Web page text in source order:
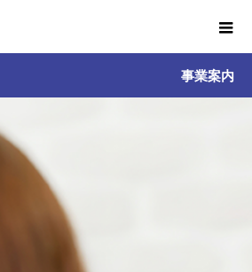
事業案内